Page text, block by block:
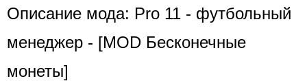
Описание мода: Pro 11 - футбольный
менеджер - [MOD Бесконечные
монеты]